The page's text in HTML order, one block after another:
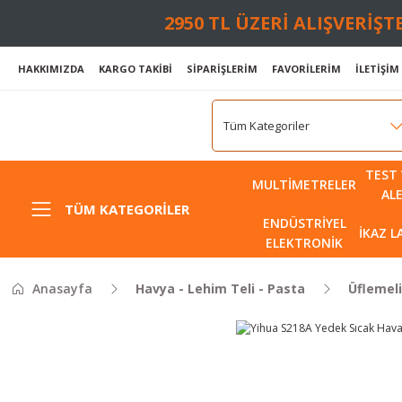
2950 TL ÜZERİ
HAKKIMIZDA KARGO TAKİBİ SİPARİŞLERİM FAVORİLERİM İLETİŞİM
TÜM KATEGORILER
MULTIMETRELER
TEST
ENDÜSTRIYEL
ELEKTRONIK
İKAZ
Anasayfa Havya - Lehim Teli - Pasta